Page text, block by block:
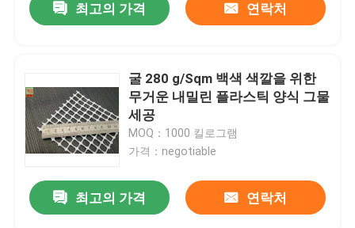
최고의 가격 연락처
굴 280 g/Sqm 백색 색깔을 위한
무거운 내밀린 플라스틱 양식 그물
세공
MOQ：1000 킬로그램
가격：negotiable
최고의 가격 연락처